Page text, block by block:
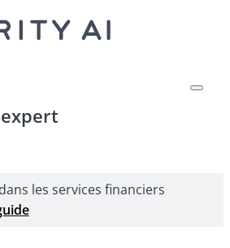
les services financiers